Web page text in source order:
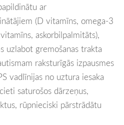
ar
(D vitamīns, omega-3
askorbilpalmitāts),
uzlabot gremošanas trakta
raksturīgās izpausmes
vadlīnijas no uztura iesaka
saturošos dārzeņus,
rūpnieciski pārstrādātu